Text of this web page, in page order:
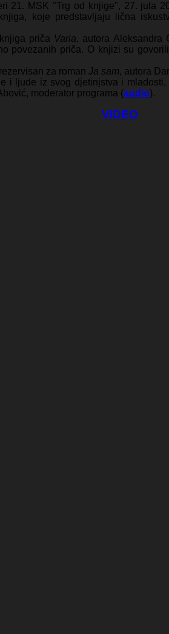
21. MSK "Trg od knjige", 27. jula
koje predstavljaju lična
priča Varia, autora Aleksandra
povezanih priča. O knjizi su
za roman Ja sam, autora
i ljude iz svog djetinjstva i
moderator programa (audio).
VIDEO